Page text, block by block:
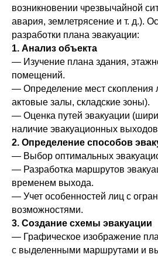
возникновении чрезвычайной
авария, землетрясение и т. д.).
разработки плана эвакуации:
1. Анализ объекта
— Изучение плана здания,
помещений.
— Определение мест
актовые залы, складские зоны).
— Оценка путей эвакуации
наличие эвакуационных
2. Определение способов
— Выбор оптимальных
— Разработка маршрутов
временем выхода.
— Учет особенностей лиц с
возможностями.
3. Создание схемы эвакуации
— Графическое изображение
с выделенными маршрутами и